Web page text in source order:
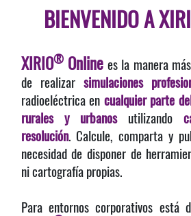
BIENVENIDO A
XIRIO®Online es la manera
de realizar simulaciones
radioeléctrica en cualquier parte
rurales y urbanosutilizando
resolución. Calcule, comparta y
necesidad de disponer de
ni cartografía propias.
Para entornos corporativos está